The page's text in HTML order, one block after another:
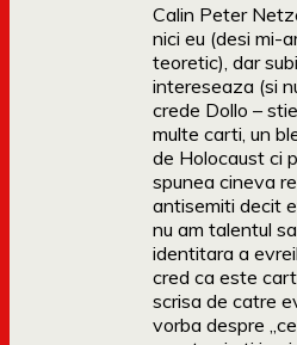
Calin Peter
nici eu (desi mi-
teoretic), dar
intereseaza (si
crede Dollo –
multe carti, un
de Holocaust ci
spunea cineva
antisemiti decit
nu am talentul
identitara a
cred ca este
scrisa de catre
vorba despre